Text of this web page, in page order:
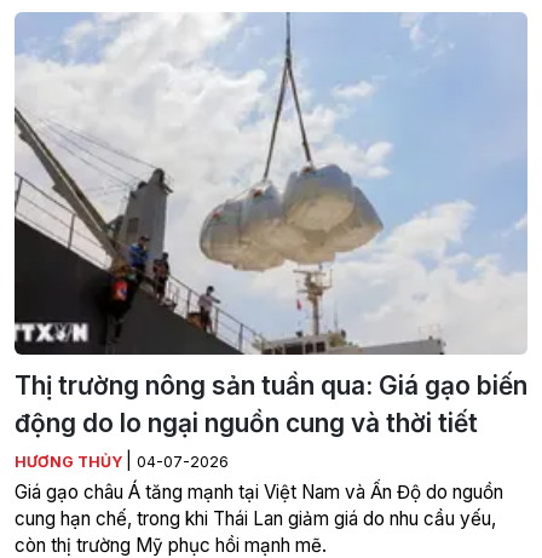
Thị trường nông sản tuần qua: Giá gạo biến
động do lo ngại nguồn cung và thời tiết
HƯƠNG THỦY 04-07-2026
Giá gạo châu Á tăng mạnh tại Việt Nam và Ấn Độ do nguồn
cung hạn chế, trong khi Thái Lan giảm giá do nhu cầu yếu,
còn thị trường Mỹ phục hồi mạnh mẽ.